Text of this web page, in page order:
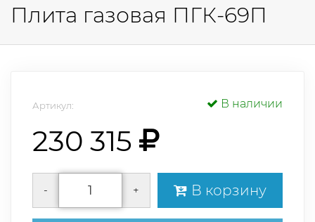
Плита газовая ПГК-69П
Артикул: В наличии
230 315
- + В корзину